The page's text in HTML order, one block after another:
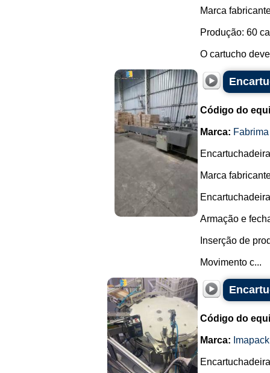
Marca
Produção: 60
O cartucho
Código do
Marca: Fabrima
Marca
Armação e
Inserção de
Movimento c...
Código do
Marca: Imapack